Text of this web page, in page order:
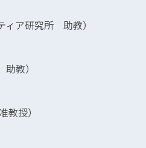
ィア研究所 助教）
教）
教授）